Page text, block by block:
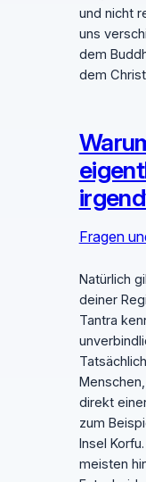
und nicht
uns
dem
dem
Fragen
Natürlich
deiner
Tantra
direkt
zum
Insel
meisten